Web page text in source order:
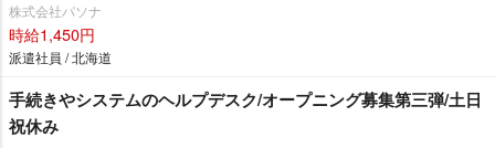
株式会社パソナ
時給1,450円
派遣社員 / 北海道
手続きやシステムのヘルプデスク/オープニング募集第三弾/土日
祝休み